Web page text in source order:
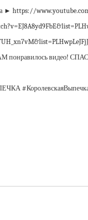
https://
понравилось видео!